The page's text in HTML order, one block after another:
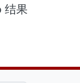
结果